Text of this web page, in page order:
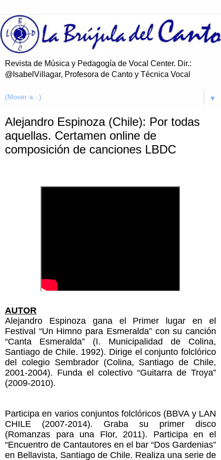
Revista de Música y Pedagogía de Vocal Center. Dir.:
@IsabelVillagar, Profesora de Canto y Técnica Vocal
▼
Alejandro Espinoza (Chile): Por todas
aquellas. Certamen online de
composición de canciones LBDC
AUTOR
Alejandro Espinoza gana el Primer lugar en el
Festival “Un Himno para Esmeralda” con su canción
“Canta Esmeralda” (I. Municipalidad de Colina,
Santiago de Chile. 1992). Dirige el conjunto folclórico
del colegio Sembrador (Colina, Santiago de Chile,
2001-2004). Funda el colectivo “Guitarra de Troya”
(2009-2010).
Participa en varios conjuntos folclóricos (BBVA y LAN
CHILE (2007-2014). Graba su primer disco
(Romanzas para una Flor, 2011). Participa en el
“Encuentro de Cantautores en el bar “Dos Gardenias”
en Bellavista, Santiago de Chile. Realiza una serie de